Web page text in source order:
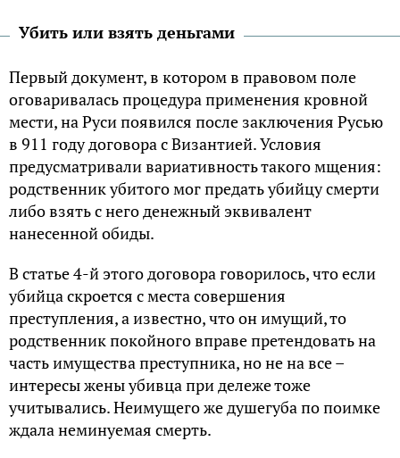
Убить или взять деньгами
Первый документ, в котором в правовом поле
оговаривалась процедура применения кровной
мести, на Руси появился после заключения Русью
в 911 году договора с Византией. Условия
предусматривали вариативность такого мщения:
родственник убитого мог предать убийцу смерти
либо взять с него денежный эквивалент
нанесенной обиды.
В статье 4-й этого договора говорилось, что если
убийца скроется с места совершения
преступления, а известно, что он имущий, то
родственник покойного вправе претендовать на
часть имущества преступника, но не на все –
интересы жены убивца при дележе тоже
учитывались. Неимущего же душегуба по поимке
ждала неминуемая смерть.